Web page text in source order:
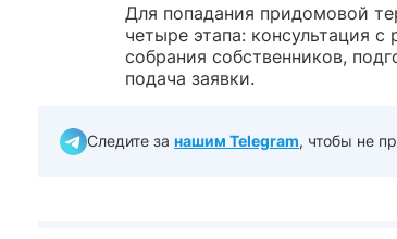
Для попадания придомовой
четыре этапа: консультация
собрания собственников,
подача заявки.
Следите за нашим Telegram, чтобы не